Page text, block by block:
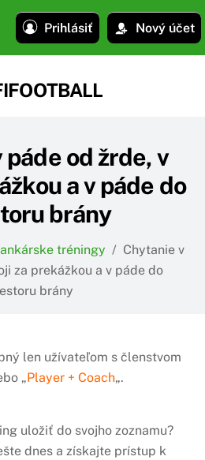
Prihlásiť Nový účet
od žrde, v
a v páde do
brány
tréningy / Chytanie v
za prekážkou a v páde do
brány
len užívateľom s členstvom
„Player + Coach„.
uložiť do svojho zoznamu?
dnes a získajte prístup k